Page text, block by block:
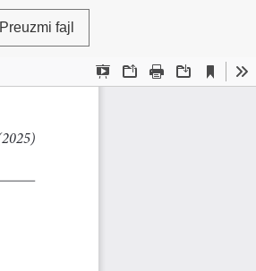
Preuzmi fajl